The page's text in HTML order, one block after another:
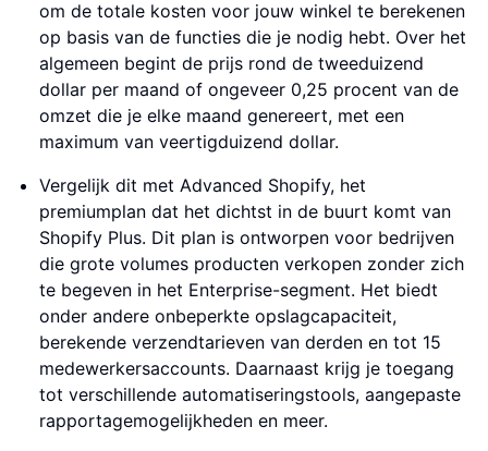
om de totale kosten voor jouw winkel te berekenen
op basis van de functies die je nodig hebt. Over het
algemeen begint de prijs rond de tweeduizend
dollar per maand of ongeveer 0,25 procent van de
omzet die je elke maand genereert, met een
maximum van veertigduizend dollar.
Vergelijk dit met Advanced Shopify, het
premiumplan dat het dichtst in de buurt komt van
Shopify Plus. Dit plan is ontworpen voor bedrijven
die grote volumes producten verkopen zonder zich
te begeven in het Enterprise-segment. Het biedt
onder andere onbeperkte opslagcapaciteit,
berekende verzendtarieven van derden en tot 15
medewerkersaccounts. Daarnaast krijg je toegang
tot verschillende automatiseringstools, aangepaste
rapportagemogelijkheden en meer.